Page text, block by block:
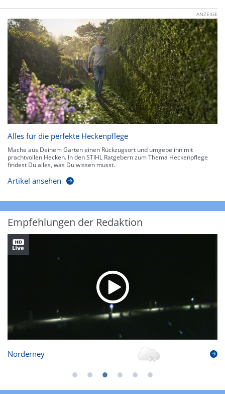
ANZEIGE
Alles für die perfekte Heckenpflege
Mache aus Deinem Garten einen Rückzugsort und umgebe ihn mit
prachtvollen Hecken. In den STIHL Ratgebern zum Thema Heckenpflege
findest Du alles, was Du wissen musst.
Artikel ansehen
Empfehlungen der Redaktion
Norderney